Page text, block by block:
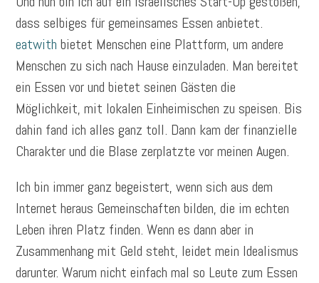
dass selbiges für gemeinsames Essen anbietet.
eatwith bietet Menschen eine Plattform, um andere
Menschen zu sich nach Hause einzuladen. Man bereitet
ein Essen vor und bietet seinen Gästen die
Möglichkeit, mit lokalen Einheimischen zu speisen. Bis
dahin fand ich alles ganz toll. Dann kam der finanzielle
Charakter und die Blase zerplatzte vor meinen Augen.
Ich bin immer ganz begeistert, wenn sich aus dem
Internet heraus Gemeinschaften bilden, die im echten
Leben ihren Platz finden. Wenn es dann aber in
Zusammenhang mit Geld steht, leidet mein Idealismus
darunter. Warum nicht einfach mal so Leute zum Essen